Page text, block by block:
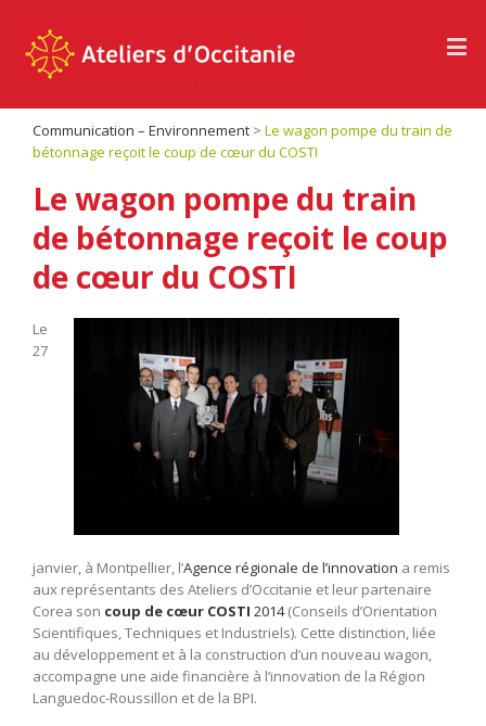
Communication – Environnement > Le wagon pompe du train de
bétonnage reçoit le coup de cœur du COSTI
Le wagon pompe du train
de bétonnage reçoit le coup
de cœur du COSTI
Le
27
janvier, à Montpellier, l’Agence régionale de l’innovation a remis
aux représentants des Ateliers d’Occitanie et leur partenaire
Corea son coup de cœur COSTI 2014(Conseils d’Orientation
Scientifiques, Techniques et Industriels). Cette distinction, liée
au développement et à la construction d’un nouveau wagon,
accompagne une aide financière à l’innovation de la Région
Languedoc-Roussillon et de la BPI.